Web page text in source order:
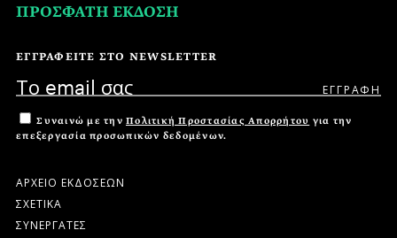
ΠΡΟΣΦΑΤΗ ΕΚΔΟΣΗ
ΕΓΓΡΑΦΕΙΤΕ ΣΤΟ NEWSLETTER
Συναινώ με την Πολιτική Προστασίας Απορρήτου για την
επεξεργασία προσωπικών δεδομένων.
ΑΡΧΕΙΟ ΕΚΔΟΣΕΩΝ
ΣΧΕΤΙΚΑ
ΣΥΝΕΡΓΑΤΕΣ